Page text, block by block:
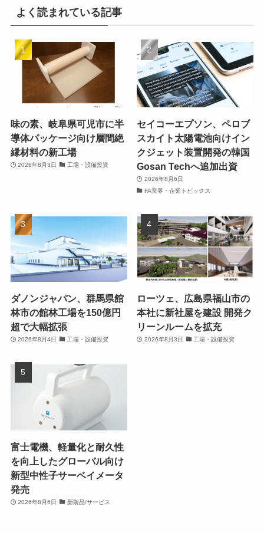
よく読まれている記事
味の素、岐阜県可児市に半
導体パッケージ向け層間絶
縁材料の新工場
2026年8月3日 工場・設備投資
セイコーエプソン、ペロブ
スカイト太陽電池向けイン
クジェット装置開発の韓国
Gosan Techへ追加出資
2026年8月6日
FA業界・企業トピックス
ダノンジャパン、群馬県館
林市の館林工場を150億円
超で大幅拡張
2026年8月4日 工場・設備投資
ローツェ、広島県福山市の
本社に新社屋を建設 開発ク
リーンルームを拡充
2026年8月3日 工場・設備投資
富士電機、軽量化と耐久性
を向上したグローバル向け
新型中性子サーベイメータ
発売
2026年8月6日 新製品/サービス